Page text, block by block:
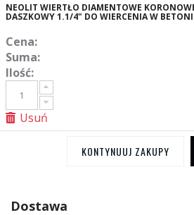
NEOLIT WIERTŁO DIAMENTOWE
DASZKOWY 1.1/4" DO WIERCENIA W
Cena:
Suma:
Ilość:
Usuń
KONTYNUUJ ZAKUPY
Dostawa